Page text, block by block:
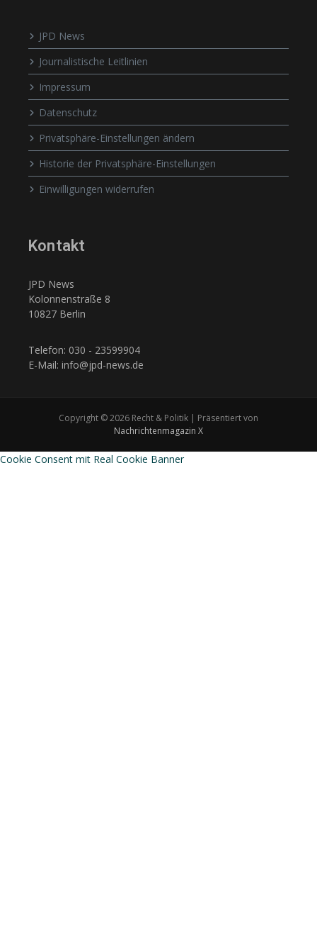
JPD News
Journalistische Leitlinien
Impressum
Datenschutz
Privatsphäre-Einstellungen ändern
Historie der Privatsphäre-Einstellungen
Einwilligungen widerrufen
Kontakt
JPD News
Kolonnenstraße 8
10827 Berlin
Telefon: 030 - 23599904
E-Mail: info@jpd-news.de
Copyright © 2026 Recht & Politik | Präsentiert von
Nachrichtenmagazin X
Cookie Consent mit Real Cookie Banner